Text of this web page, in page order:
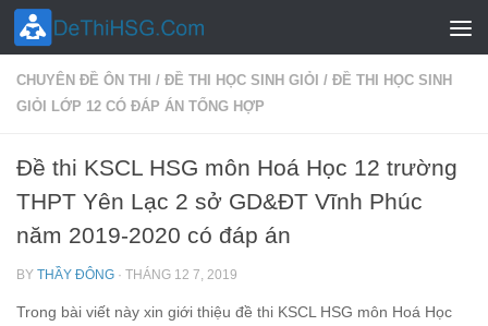
Skip to content
CHUYÊN ĐỀ ÔN THI / ĐỀ THI HỌC SINH GIỎI / ĐỀ THI HỌC SINH
GIỎI LỚP 12 CÓ ĐÁP ÁN TỔNG HỢP
Đề thi KSCL HSG môn Hoá Học 12 trường
THPT Yên Lạc 2 sở GD&ĐT Vĩnh Phúc
năm 2019-2020 có đáp án
BY THẦY ĐÔNG · THÁNG 12 7, 2019
Trong bài viết này xin giới thiệu đề thi KSCL HSG môn Hoá Học